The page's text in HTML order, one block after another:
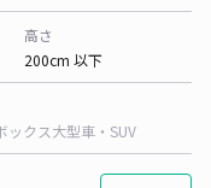
高さ
200cm 以下
ックス大型車・SUV